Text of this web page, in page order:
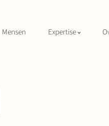
Mensen Expertise